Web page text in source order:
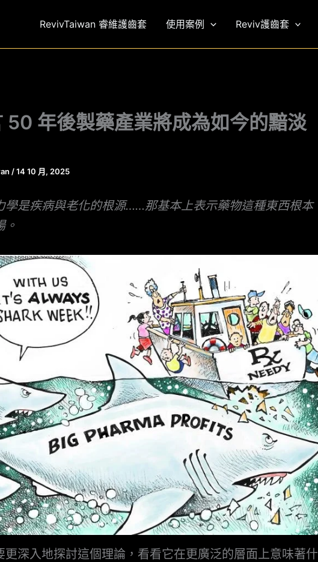
RevivTaiwan 睿維護齒套 使用案例 Reviv護齒套
50 年後製藥產業將成為如今的黯淡
/14 10 月, 2025
學是疾病與老化的根源……那基本上表示藥物這種東西根本
。
更深入地探討這個理論，看看它在更廣泛的層面上意味著什